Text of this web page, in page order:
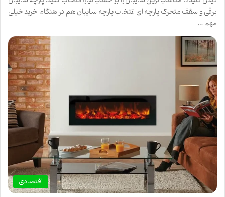
برقی و سقف متحرک پارچه ای انتخاب پارچه سایبان هم در هنگام خرید خیلی
مهم …
اقتصادی